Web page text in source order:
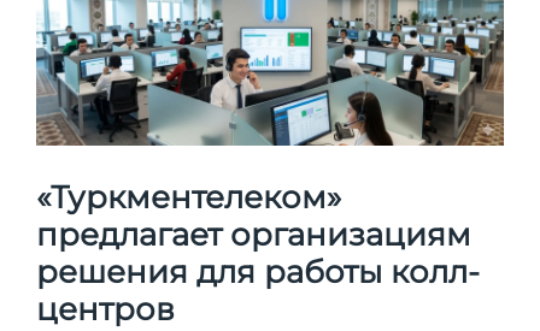
«Туркментелеком»
предлагает организациям
решения для работы колл-
центров